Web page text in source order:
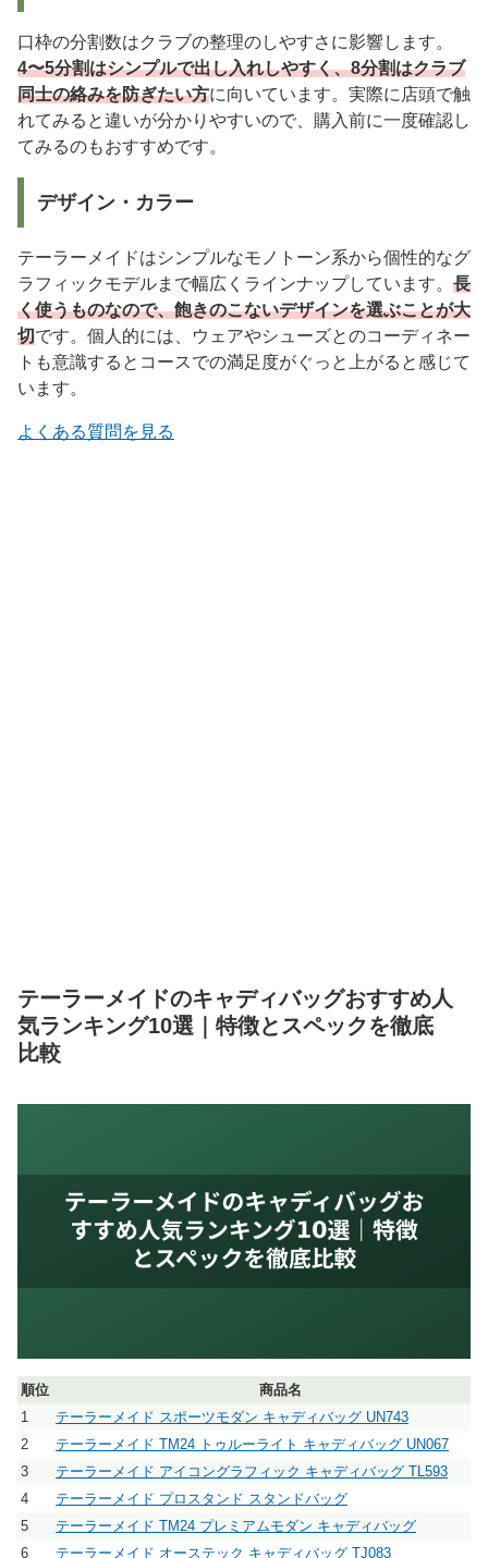
口枠の分割数はクラブの整理のしやすさに影響します。
4〜5分割はシンプルで出し入れしやすく、8分割はクラブ
同士の絡みを防ぎたい方に向いています。実際に店頭で触
れてみると違いが分かりやすいので、購入前に一度確認し
てみるのもおすすめです。
デザイン・カラー
テーラーメイドはシンプルなモノトーン系から個性的なグ
ラフィックモデルまで幅広くラインナップしています。 長
く使うものなので、飽きのこないデザインを選ぶことが大
切です。個人的には、ウェアやシューズとのコーディネー
トも意識するとコースでの満足度がぐっと上がると感じて
います。
よくある質問を見る
テーラーメイドのキャディバッグおすすめ人
気ランキング10選｜特徴とスペックを徹底
比較
順位
商品名
1
テーラーメイド スポーツモダン キャディバッグ UN743
2
テーラーメイド TM24 トゥルーライト キャディバッグ UN067
3
テーラーメイド アイコングラフィック キャディバッグ TL593
4
テーラーメイド プロスタンド スタンドバッグ
5
テーラーメイド TM24 プレミアムモダン キャディバッグ
6
テーラーメイド オーステック キャディバッグ TJ083